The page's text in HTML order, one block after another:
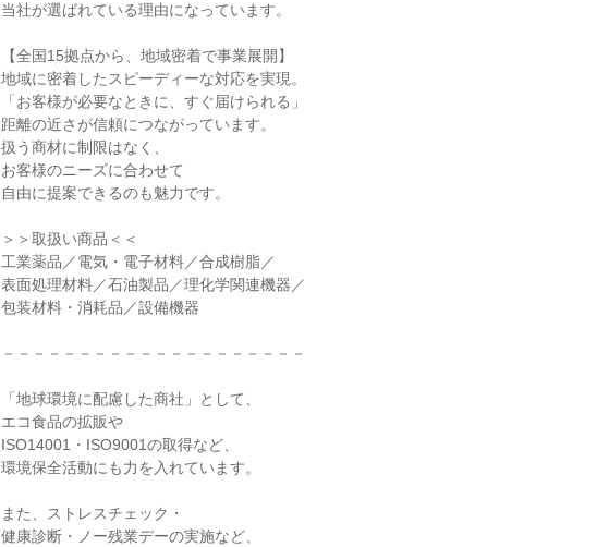
当社が選ばれている理由になっています。
【全国15拠点から、地域密着で事業展開】
地域に密着したスピーディーな対応を実現。
「お客様が必要なときに、すぐ届けられる」
距離の近さが信頼につながっています。
扱う商材に制限はなく、
お客様のニーズに合わせて
自由に提案できるのも魅力です。
＞＞取扱い商品＜＜
工業薬品／電気・電子材料／合成樹脂／
表面処理材料／石油製品／理化学関連機器／
包装材料・消耗品／設備機器
－－－－－－－－－－－－－－－－－－－－
「地球環境に配慮した商社」として、
エコ食品の拡販や
ISO14001・ISO9001の取得など、
環境保全活動にも力を入れています。
また、ストレスチェック・
健康診断・ノー残業デーの実施など、